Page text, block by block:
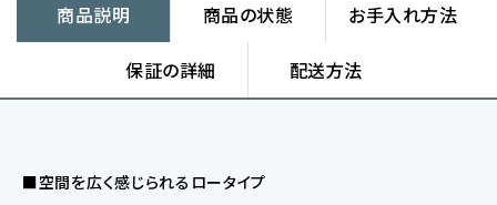
商品説明 商品の状態 お手入れ方法
保証の詳細 配送方法
■空間を広く感じられるロータイプ